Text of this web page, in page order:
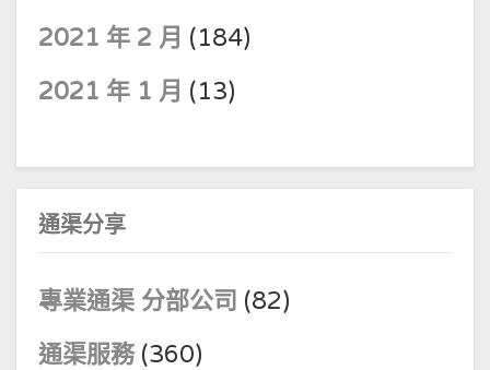
2021 年 2 月 (184)
2021 年 1 月 (13)
通渠分享
專業通渠 分部公司 (82)
通渠服務 (360)